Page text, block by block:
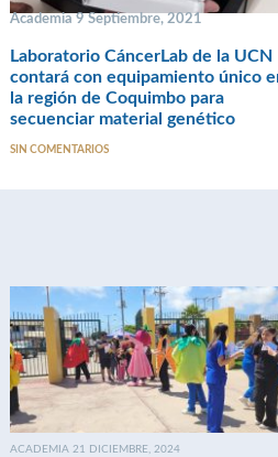
Academia 9 Septiembre, 2021
Laboratorio CáncerLab de la UCN
contará con equipamiento único
la región de Coquimbo para
secuenciar material genético
SIN COMENTARIOS
ACADEMIA 21 DICIEMBRE, 2024